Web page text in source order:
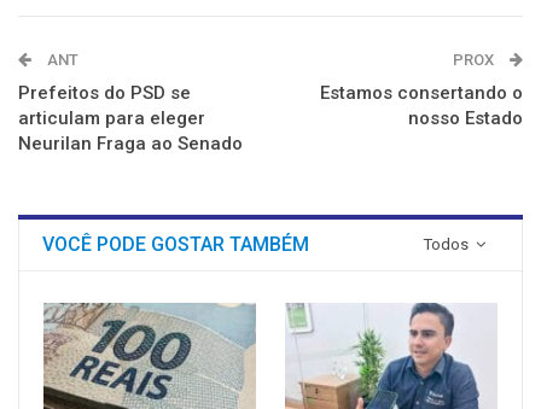
ANT
Prefeitos do PSD se
articulam para eleger
Neurilan Fraga ao Senado
PROX
Estamos consertando o
nosso Estado
Todos
VOCÊ PODE GOSTAR TAMBÉM